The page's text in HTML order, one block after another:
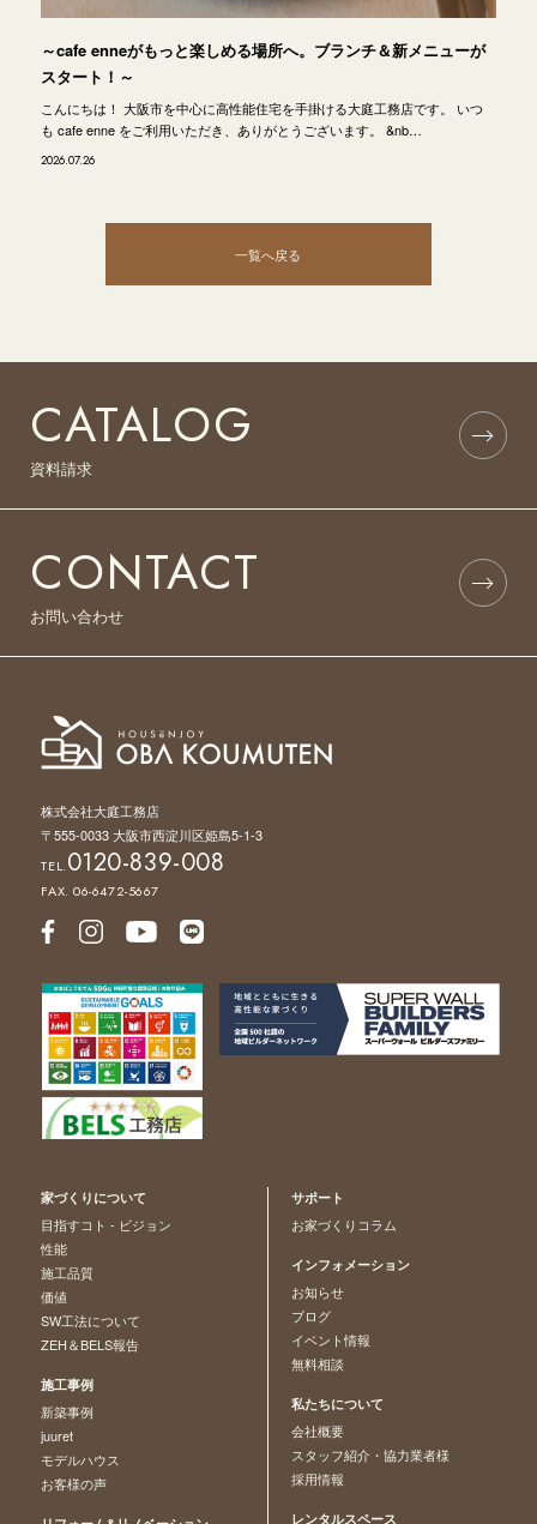
～cafe enneがもっと楽しめる場所へ。ブランチ＆新メニューが
スタート！～
こんにちは！ 大阪市を中心に高性能住宅を手掛ける大庭工務店です。 いつ
も cafe enne をご利用いただき、ありがとうございます。 &nb…
2026.07.26
一覧へ戻る
CATALOG
資料請求
CONTACT
お問い合わせ
株式会社大庭工務店
〒555-0033 大阪市西淀川区姫島5-1-3
TEL.0120-839-008
FAX. 06-6472-5667
家づくりについて
目指すコト - ビジョン
性能
施工品質
価値
SW工法について
ZEH＆BELS報告
施工事例
新築事例
juuret
モデルハウス
お客様の声
サポート
お家づくりコラム
インフォメーション
お知らせ
ブログ
イベント情報
無料相談
私たちについて
会社概要
スタッフ紹介・協力業者様
採用情報
レンタルスペース